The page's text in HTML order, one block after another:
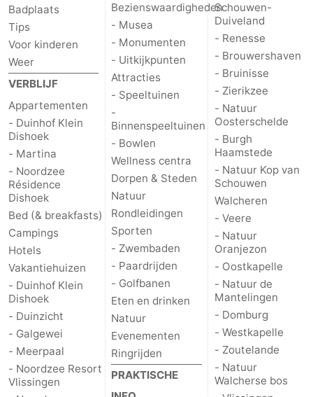
Badplaats
Tips
Voor kinderen
Weer
VERBLIJF
Appartementen
- Duinhof Klein
Dishoek
- Martina
- Noordzee
Résidence
Dishoek
Bed (& breakfasts)
Campings
Hotels
Vakantiehuizen
- Duinhof Klein
Dishoek
- Duinzicht
- Galgewei
- Meerpaal
- Noordzee Resort
Vlissingen
Bezienswaardigheden
- Musea
- Monumenten
- Uitkijkpunten
Attracties
- Speeltuinen
-
Binnenspeeltuinen
- Bowlen
Wellness centra
Dorpen & Steden
Natuur
Rondleidingen
Sporten
- Zwembaden
- Paardrijden
- Golfbanen
Eten en drinken
Natuur
Evenementen
Ringrijden
PRAKTISCHE
Schouwen-
Duiveland
- Renesse
- Brouwershaven
- Bruinisse
- Zierikzee
- Natuur
Oosterschelde
- Burgh
Haamstede
- Natuur Kop van
Schouwen
Walcheren
- Veere
- Natuur
Oranjezon
- Oostkapelle
- Natuur de
Mantelingen
- Domburg
- Westkapelle
- Zoutelande
- Natuur
Walcherse bos